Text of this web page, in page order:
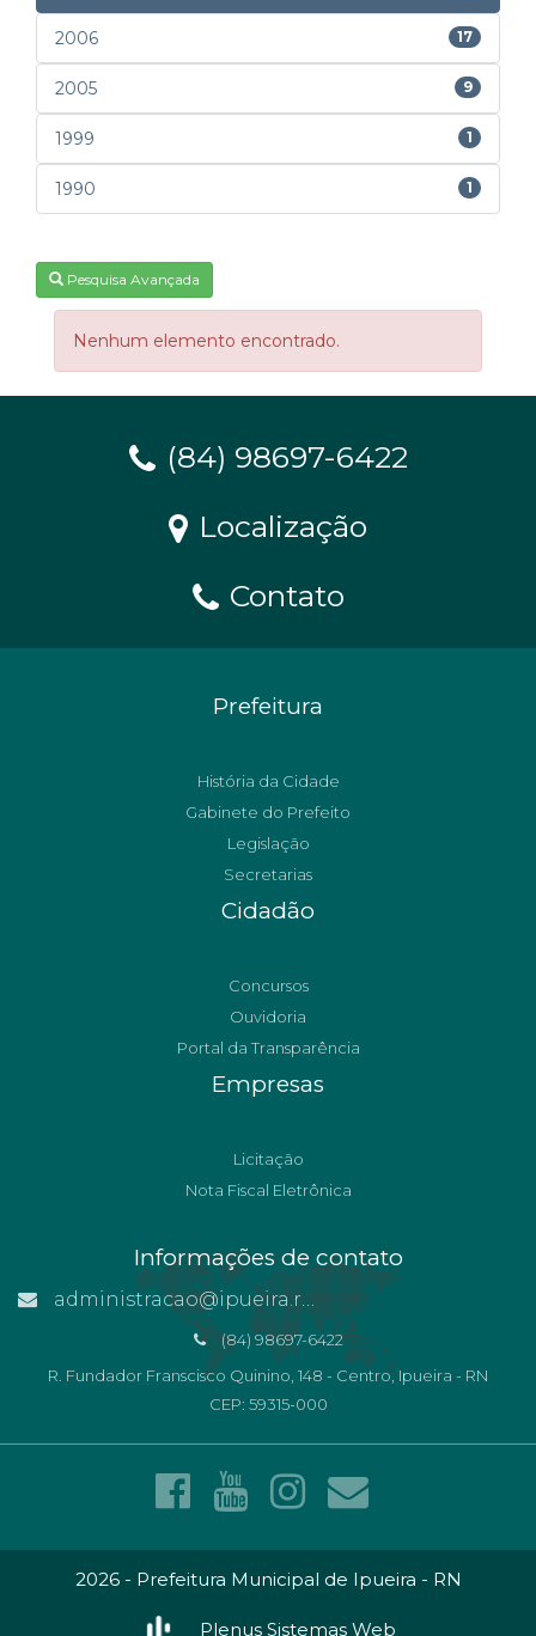
2006 17
2005 9
1999 1
1990 1
Pesquisa Avançada
Nenhum elemento encontrado.
(84) 98697-6422
Localização
Contato
Prefeitura
História da Cidade
Gabinete do Prefeito
Legislação
Secretarias
Cidadão
Concursos
Ouvidoria
Portal da Transparência
Empresas
Licitação
Nota Fiscal Eletrônica
Informações de contato
administracao@ipueira.rn.gov.br
(84) 98697-6422
R. Fundador Franscisco Quinino, 148 - Centro, Ipueira - RN
CEP: 59315-000
2026 - Prefeitura Municipal de Ipueira - RN
Plenus Sistemas Web